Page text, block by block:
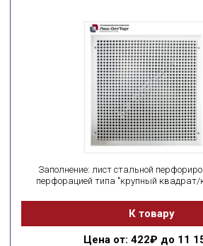
Заполнение: лист стальной
перфорацией типа "крупный
К товару
Цена от: 422₽ до 11